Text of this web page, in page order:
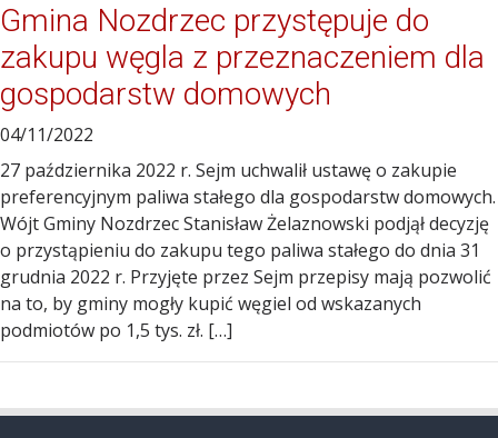
Gmina Nozdrzec przystępuje do
zakupu węgla z przeznaczeniem dla
gospodarstw domowych
04/11/2022
27 października 2022 r. Sejm uchwalił ustawę o zakupie
preferencyjnym paliwa stałego dla gospodarstw domowych.
Wójt Gminy Nozdrzec Stanisław Żelaznowski podjął decyzję
o przystąpieniu do zakupu tego paliwa stałego do dnia 31
grudnia 2022 r. Przyjęte przez Sejm przepisy mają pozwolić
na to, by gminy mogły kupić węgiel od wskazanych
podmiotów po 1,5 tys. zł. […]